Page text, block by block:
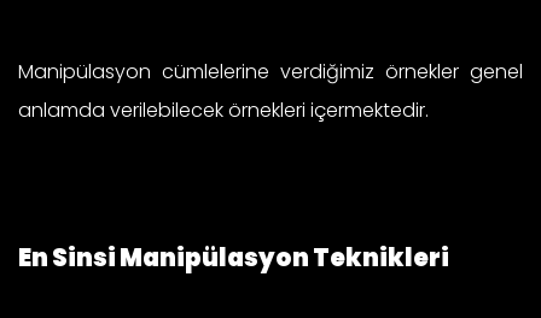
Manipülasyon cümlelerine verdiğimiz örnekler genel
anlamda verilebilecek örnekleri içermektedir.
En Sinsi Manipülasyon Teknikleri